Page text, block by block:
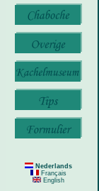
Nederlands
Français
English